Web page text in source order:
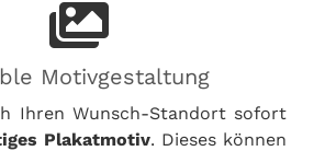
Motivgestaltung
Ihren Wunsch-Standort sofort
Plakatmotiv. Dieses können